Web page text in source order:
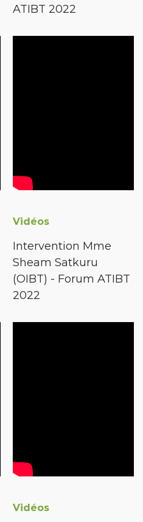
ATIBT 2022
Vidéos
Intervention Mme
Sheam Satkuru
(OIBT) - Forum ATIBT
2022
Vidéos